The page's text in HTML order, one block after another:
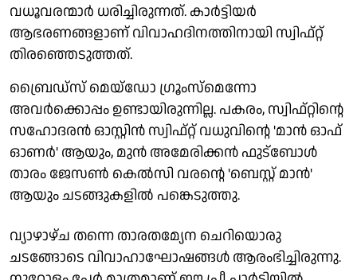
വധൂവരന്മാർ ധരിച്ചിരുന്നത്. കാർട്ടിയർ
ആഭരണങ്ങളാണ് വിവാഹദിനത്തിനായി സ്വിഫ്റ്റ്
തിരഞ്ഞെടുത്തത്.
ബ്രൈഡ്സ് മെയ്‌ഡോ ഗ്രൂംസ്മെന്നോ
അവർക്കൊപ്പം ഉണ്ടായിരുന്നില്ല. പകരം, സ്വിഫ്റ്റിന്റെ
സഹോദരൻ ഓസ്റ്റിൻ സ്വിഫ്റ്റ് വധുവിന്റെ 'മാൻ ഓഫ്
ഓണർ' ആയും, മുൻ അമേരിക്കൻ ഫുട്ബോൾ
താരം ജേസൺ കെൽസി വരന്റെ 'ബെസ്റ്റ് മാൻ'
ആയും ചടങ്ങുകളിൽ പങ്കെടുത്തു.
വ്യാഴാഴ്ച തന്നെ താരതമ്യേന ചെറിയൊരു
ചടങ്ങോടെ വിവാഹാഘോഷങ്ങൾ ആരംഭിച്ചിരുന്നു.